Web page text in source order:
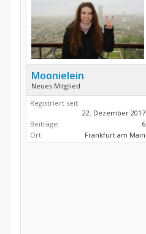
Moonielein
Neues Mitglied
Registriert seit:
22. Dezember 2017
Beiträge:
6
Ort:
Frankfurt am Main